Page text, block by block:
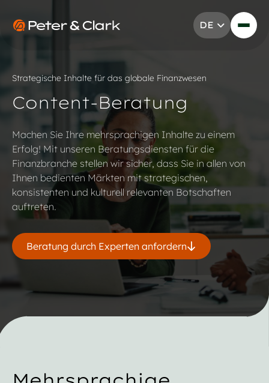
DE
Strategische Inhalte für das globale Finanzwesen
Content-Beratung
Machen Sie Ihre mehrsprachigen Inhalte zu einem
Erfolg! Mit unseren Beratungsdiensten für die
Finanzbranche stellen wir sicher, dass Sie in allen von
Ihnen bedienten Märkten mit strategischen,
konsistenten und kulturell relevanten Botschaften
auftreten.
Beratung durch Experten anfordern